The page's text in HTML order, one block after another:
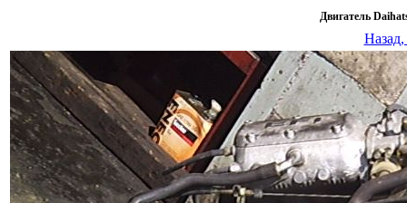
Двигатель